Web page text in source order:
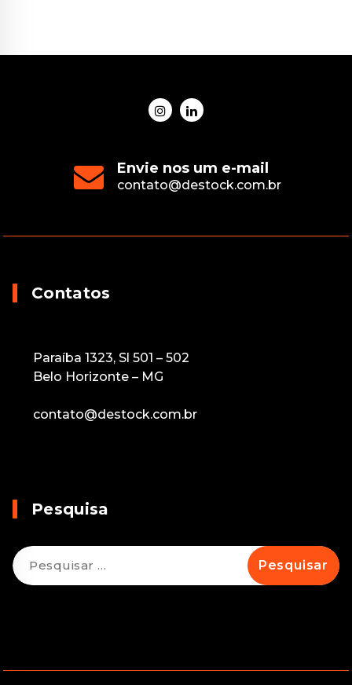
Envie nos um e-mail
contato@destock.com.br
Contatos
Paraíba 1323, Sl 501 – 502
Belo Horizonte – MG
contato@destock.com.br
Pesquisa
Pesquisar
por: